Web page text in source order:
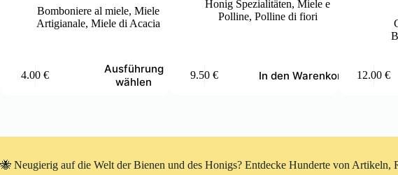
Bomboniere al miele,Miele
Artigianale,Miele di Acacia
4.00€
Ausführung
wählen
Honig Spezialitäten,Miele e
Polline, Polline di fiori
9.50€ In den Warenkorb 12.00€
🐝 Neugierig auf die Welt der Bienen und des Honigs? Entdecke Hunderte von Artikeln,